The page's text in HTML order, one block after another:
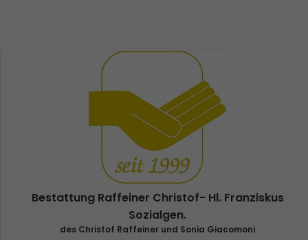
Bestattung Raffeiner Christof- Hl. Franziskus
Sozialgen.
des Christof Raffeiner und Sonia Giacomoni